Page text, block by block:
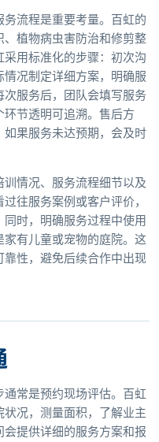
流程是重要考量。百虹的
植物病虫害防治和修剪整
用标准化的步骤：初次沟
况制定详细方案，明确服
服务后，团队会填写服务
节透明可追溯。售后方
果服务未达预期，会及时
情况、服务流程细节以及
往服务案例或客户评价，
时，明确服务过程中使用
有儿童或宠物的庭院。这
性，避免后续合作中出现
常是预约现场评估。百虹
况，测量面积，了解业主
提供详细的服务方案和报